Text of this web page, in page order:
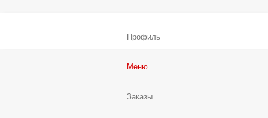
Профиль
Меню
Заказы